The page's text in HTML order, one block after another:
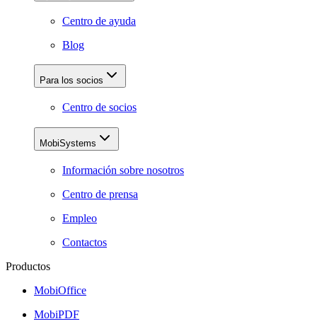
Centro de ayuda
Blog
Para los socios
Centro de socios
MobiSystems
Información sobre nosotros
Centro de prensa
Empleo
Contactos
Productos
MobiOffice
MobiPDF